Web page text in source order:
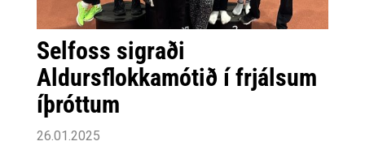
Selfoss sigraði
Aldursflokkamótið í frjálsum
íþróttum
26.01.2025